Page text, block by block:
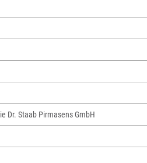
Dr. Staab Pirmasens GmbH